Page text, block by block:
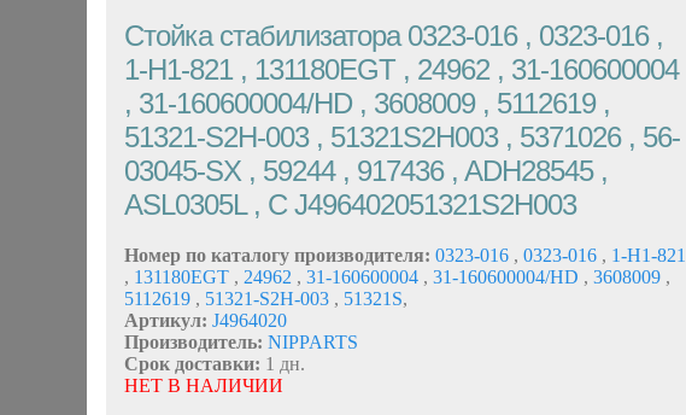
Стойка стабилизатора 0323-016 , 0323-016 ,
1-H1-821 , 131180EGT , 24962 , 31-160600004
, 31-160600004/HD , 3608009 , 5112619 ,
51321-S2H-003 , 51321S2H003 , 5371026 , 56-
03045-SX , 59244 , 917436 , ADH28545 ,
ASL0305L , C J496402051321S2H003
Номер по каталогу производителя: 0323-016 , 0323-016 , 1-H1-821
, 131180EGT , 24962 , 31-160600004 , 31-160600004/HD , 3608009 ,
5112619 , 51321-S2H-003 , 51321S,
Артикул: J4964020
Производитель: NIPPARTS
Срок доставки: 1 дн.
НЕТ В НАЛИЧИИ